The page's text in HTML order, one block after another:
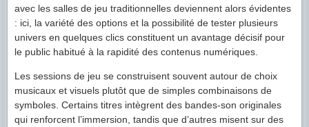
avec les salles de jeu traditionnelles deviennent alors évidentes
: ici, la variété des options et la possibilité de tester plusieurs
univers en quelques clics constituent un avantage décisif pour
le public habitué à la rapidité des contenus numériques.
Les sessions de jeu se construisent souvent autour de choix
musicaux et visuels plutôt que de simples combinaisons de
symboles. Certains titres intègrent des bandes-son originales
qui renforcent l’immersion, tandis que d’autres misent sur des